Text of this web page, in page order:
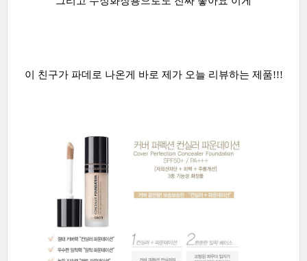
이 친구가 파데로 나온게 바로 제가 오늘 리뷰하는 제품!!!